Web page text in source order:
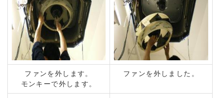
ファンを外します。
モンキーで外します。
ファンを外しました。